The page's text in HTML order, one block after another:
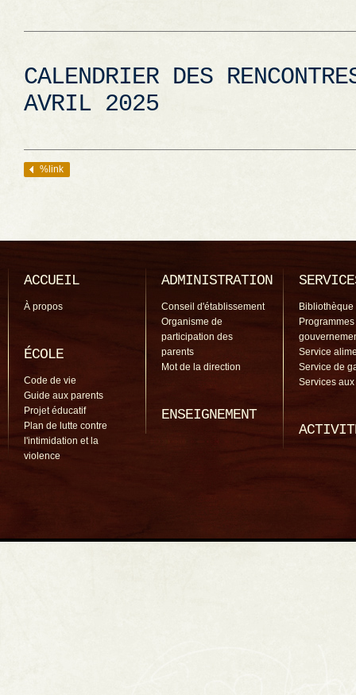
CALENDRIER DES
AVRIL 2025
Navigation des articles
%link
ACCUEIL
À propos
ÉCOLE
Code de vie
Guide aux parents
Projet éducatif
Plan de lutte contre
l'intimidation et la
violence
ADMINISTRATION
Conseil d'établissement
Organisme de
participation des
parents
Mot de la direction
ENSEIGNEMENT
Bibliothèque
Programmes
Service
Service de
Services